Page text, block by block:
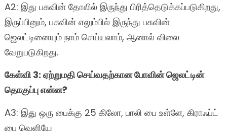
A2: இது பசுவின் தோலில் இருந்து பிரித்தெடுக்கப்படுகிறது,
இருப்பினும், பசுவின் எலும்பில் இருந்து பசுவின்
ஜெலட்டினையும் நாம் செய்யலாம், ஆனால் விலை
வேறுபடுகிறது.
கேள்வி 3: ஏற்றுமதி செய்வதற்கான போவின் ஜெலட்டின்
தொகுப்பு என்ன?
A3: இது ஒரு பைக்கு 25 கிலோ, பாலி பை உள்ளே, கிராஃப்ட்
பை வெளியே